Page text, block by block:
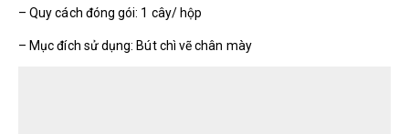
– Quy cách đóng gói: 1 cây/ hộp
– Mục đích sử dụng: Bút chì vẽ chân mày